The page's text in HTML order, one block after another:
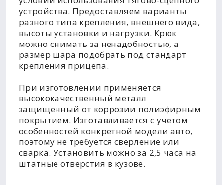
устройства. Предоставляем варианты
разного типа крепления, внешнего вида,
высоты установки и нагрузки. Крюк
можно снимать за ненадобностью, а
размер шара подобрать под стандарт
крепления прицепа.
При изготовлении применяется
высококачественный металл
защищенный от коррозии полиэфирным
покрытием. Изготавливается с учетом
особенностей конкретной модели авто,
поэтому не требуется сверление или
сварка. Установить можно за 2,5 часа на
штатные отверстия в кузове.